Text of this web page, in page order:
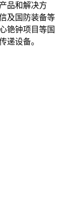
品和解决方
及国防装备等
铯钟项目等国
递设备。